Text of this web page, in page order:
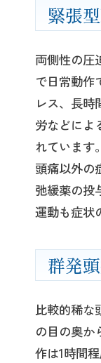
緊張
両側性の圧
で日常動作
レス、長
労などによ
れています
頭痛以外の
弛緩薬の投
運動も症状
群発
比較的稀な
の目の奥か
作は1時間